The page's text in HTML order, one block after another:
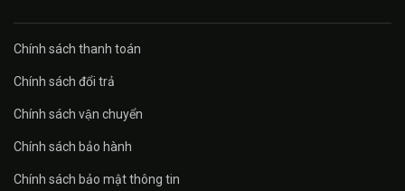
Chính sách thanh toán
Chính sách đổi trả
Chính sách vận chuyển
Chính sách bảo hành
Chính sách bảo mật thông tin